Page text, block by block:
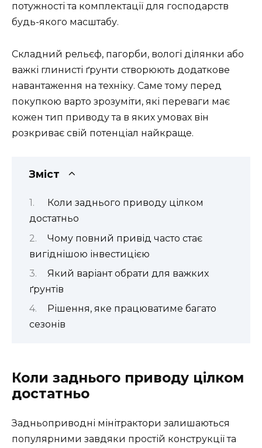
потужності та комплектації для господарств
будь-якого масштабу.
Складний рельєф, пагорби, вологі ділянки або
важкі глинисті ґрунти створюють додаткове
навантаження на техніку. Саме тому перед
покупкою варто зрозуміти, які переваги має
кожен тип приводу та в яких умовах він
розкриває свій потенціал найкраще.
Зміст
Коли заднього приводу цілком
достатньо
Чому повний привід часто стає
вигіднішою інвестицією
Який варіант обрати для важких
ґрунтів
Рішення, яке працюватиме багато
сезонів
Коли заднього приводу цілком
достатньо
Задньоприводні мінітрактори залишаються
популярними завдяки простій конструкції та